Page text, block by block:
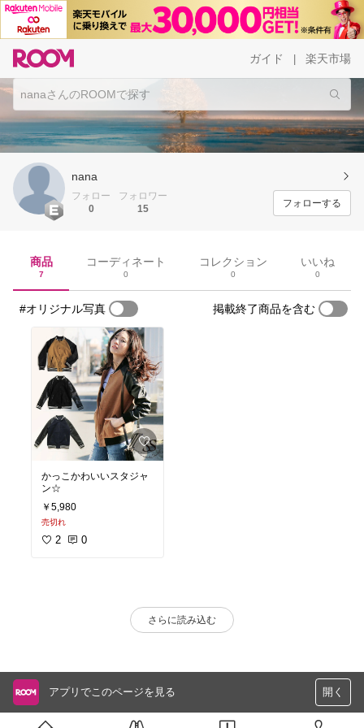
ガイド 楽天市場
nana
フォロー
0
フォロワー
15
フォローする
商品
7
コーディネート
0
コレクション
0
いいね
0
#オリジナル写真 掲載終了商品を含む
かっこかわいいスタジャ
ン☆
￥5,980
売切れ
2 0
さらに読み込む
アプリでこのページを見る 開く